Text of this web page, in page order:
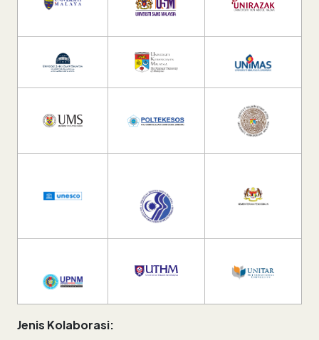
Jenis Kolaborasi: